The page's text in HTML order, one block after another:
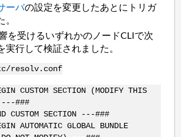
ーバの設定を変更したあとにトリガ
を受けるいずれかのノードCLIで次
実行して検証されました。
resolv.conf
CUSTOM SECTION (MODIFY THIS
---###
CUSTOM SECTION ---###
AUTOMATIC GLOBAL BUNDLE